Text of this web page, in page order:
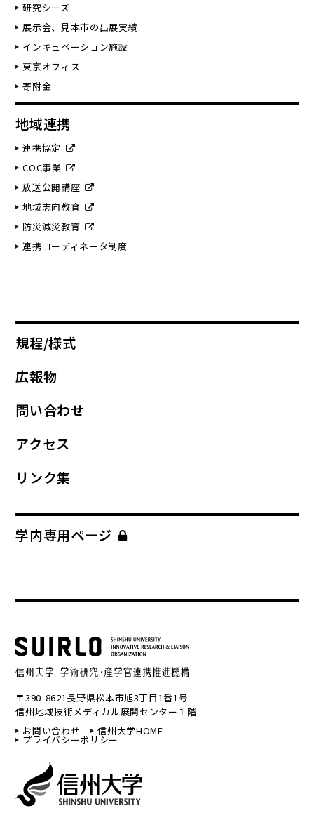
研究シーズ
展示会、見本市の出展実績
インキュベーション施設
東京オフィス
寄附金
地域連携
連携協定
COC事業
放送公開講座
地域志向教育
防災減災教育
連携コーディネータ制度
規程/様式
広報物
問い合わせ
アクセス
リンク集
学内専用ページ
〒390-8621長野県松本市旭3丁目1番1号
信州地域技術メディカル展開センター１階
お問い合わせ
信州大学HOME
プライバシーポリシー